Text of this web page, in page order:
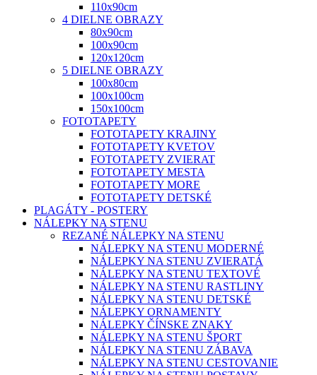
110x90cm
4 DIELNE OBRAZY
80x90cm
100x90cm
120x120cm
5 DIELNE OBRAZY
100x80cm
100x100cm
150x100cm
FOTOTAPETY
FOTOTAPETY KRAJINY
FOTOTAPETY KVETOV
FOTOTAPETY ZVIERAT
FOTOTAPETY MESTA
FOTOTAPETY MORE
FOTOTAPETY DETSKÉ
PLAGÁTY - POSTERY
NÁLEPKY NA STENU
REZANÉ NÁLEPKY NA STENU
NÁLEPKY NA STENU MODERNÉ
NÁLEPKY NA STENU ZVIERATÁ
NÁLEPKY NA STENU TEXTOVÉ
NÁLEPKY NA STENU RASTLINY
NÁLEPKY NA STENU DETSKÉ
NÁLEPKY ORNAMENTY
NÁLEPKY ČÍNSKE ZNAKY
NÁLEPKY NA STENU ŠPORT
NÁLEPKY NA STENU ZÁBAVA
NÁLEPKY NA STENU CESTOVANIE